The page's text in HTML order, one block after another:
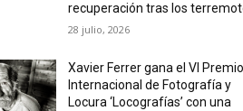
recuperación tras los
28 julio, 2026
Xavier Ferrer gana el VI Premio
Internacional de Fotografía y
Locura ‘Locografías’ con una